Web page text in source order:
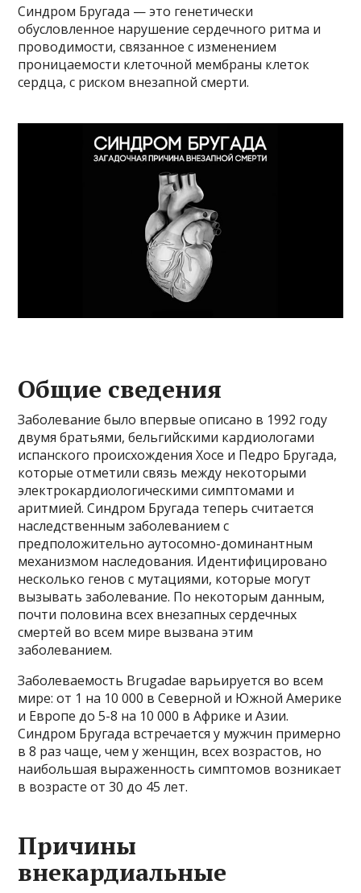
Синдром Бругада — это генетически
обусловленное нарушение сердечного ритма и
проводимости, связанное с изменением
проницаемости клеточной мембраны клеток
сердца, с риском внезапной смерти.
Общие сведения
Заболевание было впервые описано в 1992 году
двумя братьями, бельгийскими кардиологами
испанского происхождения Хосе и Педро Бругада,
которые отметили связь между некоторыми
электрокардиологическими симптомами и
аритмией. Синдром Бругада теперь считается
наследственным заболеванием с
предположительно аутосомно-доминантным
механизмом наследования. Идентифицировано
несколько генов с мутациями, которые могут
вызывать заболевание. По некоторым данным,
почти половина всех внезапных сердечных
смертей во всем мире вызвана этим
заболеванием.
Заболеваемость Brugadae варьируется во всем
мире: от 1 на 10 000 в Северной и Южной Америке
и Европе до 5-8 на 10 000 в Африке и Азии.
Синдром Бругада встречается у мужчин примерно
в 8 раз чаще, чем у женщин, всех возрастов, но
наибольшая выраженность симптомов возникает
в возрасте от 30 до 45 лет.
Причины
внекардиальные